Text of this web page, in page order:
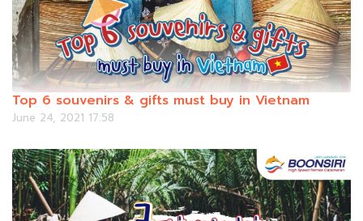
Top 6 souvenirs & gifts must buy in Vietnam
June 24, 2021 17:58